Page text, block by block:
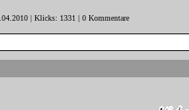
| Klicks: 1331 | 0 Kommentare